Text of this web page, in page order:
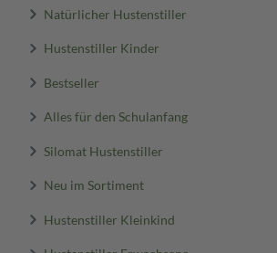
Natürlicher Hustenstiller
Hustenstiller Kinder
Bestseller
Alles für den Schulanfang
Silomat Hustenstiller
Neu im Sortiment
Hustenstiller Kleinkind